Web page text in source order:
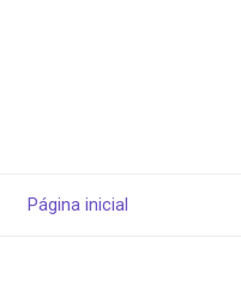
Página inicial